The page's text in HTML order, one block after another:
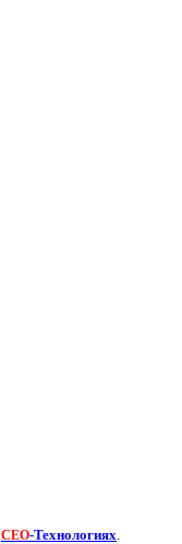
СЕО-Технологиях